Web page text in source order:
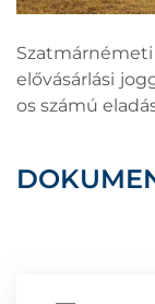
elővásárlási
os számú